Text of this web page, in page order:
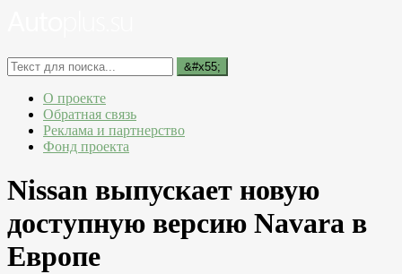
О проекте
Обратная связь
Реклама и партнерство
Фонд проекта
Nissan выпускает новую
доступную версию Navara в
Европе